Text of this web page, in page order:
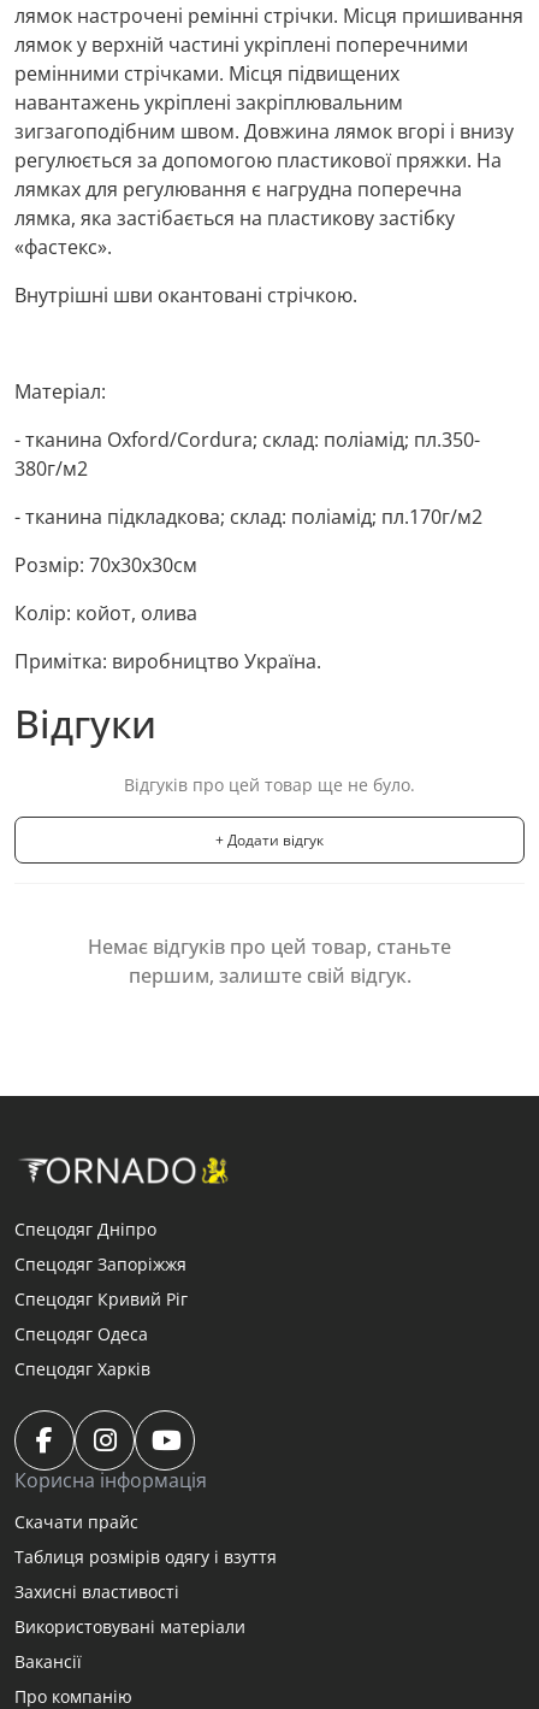
лямок настрочені ремінні стрічки. Місця пришивання
лямок у верхній частині укріплені поперечними
ремінними стрічками. Місця підвищених
навантажень укріплені закріплювальним
зигзагоподібним швом. Довжина лямок вгорі і внизу
регулюється за допомогою пластикової пряжки. На
лямках для регулювання є нагрудна поперечна
лямка, яка застібається на пластикову застібку
«фастекс».
Внутрішні шви окантовані стрічкою.
Матеріал:
- тканина Oxford/Cordura; склад: поліамід; пл.350-
380г/м2
- тканина підкладкова; склад: поліамід; пл.170г/м2
Розмір: 70х30х30см
Колір: койот, олива
Примітка: виробництво Україна.
Відгуки
Відгуків про цей товар ще не було.
+ Додати відгук
Немає відгуків про цей товар, станьте
першим, залиште свій відгук.
Спецодяг Дніпро
Спецодяг Запоріжжя
Спецодяг Кривий Ріг
Спецодяг Одеса
Спецодяг Харків
Корисна інформація
Скачати прайс
Таблиця розмірів одягу і взуття
Захисні властивості
Використовувані матеріали
Вакансії
Про компанію